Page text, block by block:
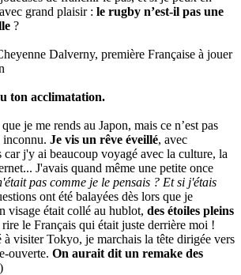
grand plaisir : le rugby n’est-il pas une
?
ton acclimatation.
je me rends au Japon, mais ce n’est pas
inconnu. Je vis un rêve éveillé, avec
car j'y ai beaucoup voyagé avec la culture, la
J'avais quand même une petite once
pas comme je le pensais ? Et si j'étais
ont été balayées dès lors que je
visage était collé au hublot, des étoiles pleins
le Français qui était juste derrière moi !
visiter Tokyo, je marchais la tête dirigée vers
ouverte. On aurait dit un remake des